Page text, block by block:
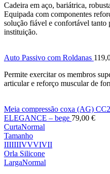
Cadeira em aço, bariátrica,
Equipada com componentes
solução fiável e confortável
instituição.
Auto Passivo com Roldanas
Permite exercitar os membros
articular e reforço muscular de
Meia compressão coxa (AG)
ELEGANCE – bege 79,00 €
CurtaNormal
Tamanho
IIIIIIIVVVIVII
Orla Silicone
LargaNormal